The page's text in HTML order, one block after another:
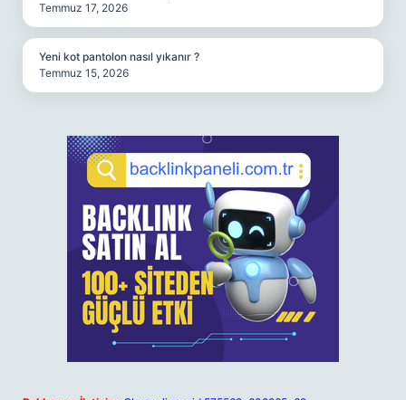
Temmuz 17, 2026
Yeni kot pantolon nasıl yıkanır ?
Temmuz 15, 2026